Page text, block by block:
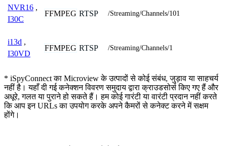
NVR16 ,
I30C
FFMPEG RTSP /Streaming/Channels/101
i13d ,
I30VD
FFMPEG RTSP /Streaming/Channels/1
* iSpyConnect का Microview के उत्पादों से कोई संबंध, जुड़ाव या साहचर्य
नहीं है। यहाँ दी गई कनेक्शन विवरण समुदाय द्वारा क्राउडसोर्स किए गए हैं और
अधूरे, गलत या पुराने हो सकते हैं। हम कोई गारंटी या वारंटी प्रदान नहीं करते
कि आप इन URLs का उपयोग करके अपने कैमरों से कनेक्ट करने में सक्षम
होंगे।